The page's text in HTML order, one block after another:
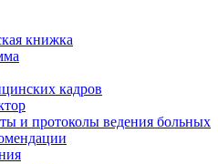
книжка
кадров
и протоколы ведения больных